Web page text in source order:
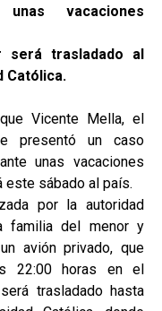
vacaciones
trasladado al
Católica.
Vicente Mella, el
presentó un caso
unas vacaciones
este sábado al país.
por la autoridad
familia del menor y
avión privado, que
22:00 horas en el
trasladado hasta